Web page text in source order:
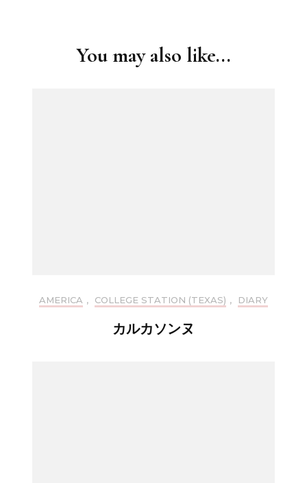
You may also like...
AMERICA , COLLEGE STATION (TEXAS) , DIARY
カルカソンヌ